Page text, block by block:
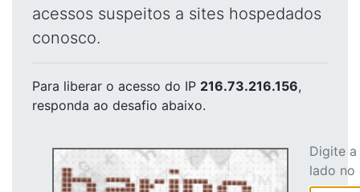
acessos suspeitos a sites hospedados
conosco.
Para liberar o acesso do IP 216.73.216.156,
responda ao desafio abaixo.
Digite
lado no